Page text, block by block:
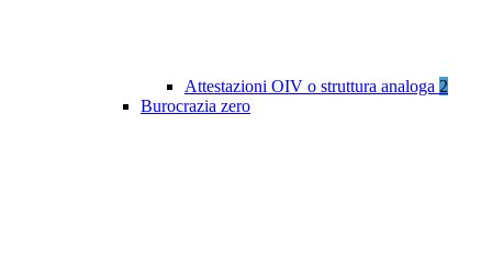
Attestazioni OIV o struttura analoga 2
Burocrazia zero